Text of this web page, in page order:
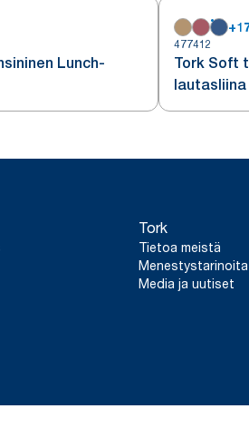
Lunch-
+
477412
Tork Soft
lautasliina
Tork
Tietoa meistä
Menestystarinoita
Media ja uutiset